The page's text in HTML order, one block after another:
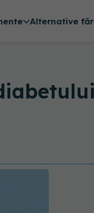
Alternative